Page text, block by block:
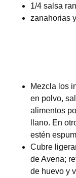
1/4 salsa
zanahorias
Mezcla los
en polvo,
alimentos
llano. En
estén
Cubre
de Avena;
de huevo y